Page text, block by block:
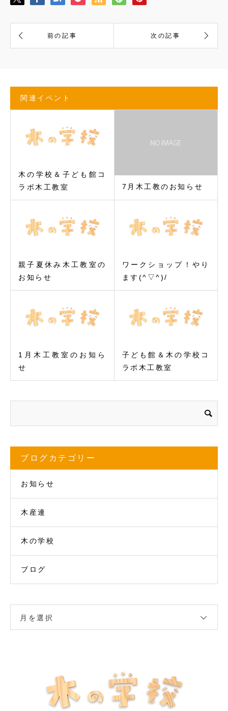
関連イベント
木の学校＆子ども館コ
ラボ木工教室
7月木工教のお知らせ
親子夏休み木工教室の
お知らせ
ワークショップ！やり
ます(^▽^)/
1月木工教室のお知ら
せ
子ども館＆木の学校コ
ラボ木工教室
ブログカテゴリー
お知らせ
木産連
木の学校
ブログ
月を選択